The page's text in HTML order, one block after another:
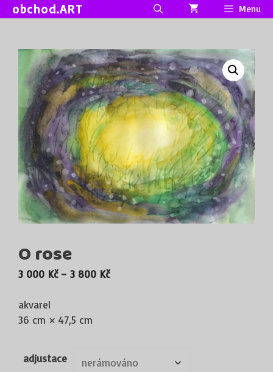
Přeskočit
na
obchod.ART Menu
O rose
3 000 Kč – 3 800 KčRozpětí
800 Kč
akvarel
36 cm × 47,5 cm
adjustace